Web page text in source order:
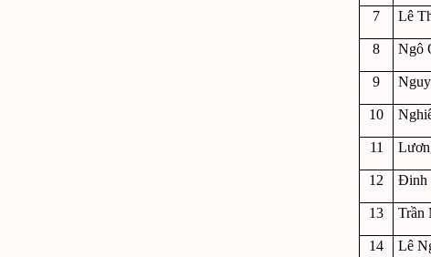
7 Lê
8 Ngô
9
10
11
12 Đinh
13 Trần
14 Lê